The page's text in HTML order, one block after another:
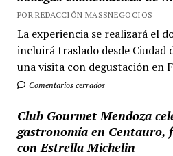
POR REDACCIÓN MASSNEGOCIOS
La experiencia se realizará el
incluirá traslado desde Ciudad
una visita con degustación en
Comentarios cerrados
Club Gourmet Mendoza
gastronomía en Centauro,
con Estrella Michelin